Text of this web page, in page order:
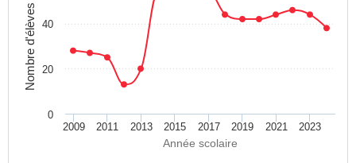
Année scolaire
Nombre d'élèves
2009 2011 2013 2015 2017 2019 2021 2023
0
20
40